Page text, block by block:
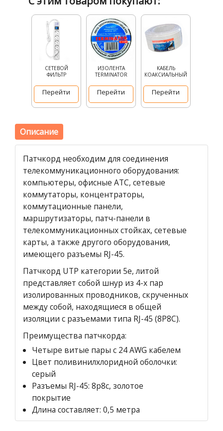
СЕТЕВОЙ
ФИЛЬТР
Перейти
ИЗОЛЕНТА
TERMINATOR
Перейти
КАБЕЛЬ
КОАКСИАЛЬНЫЙ
Перейти
Описание
Патчкорд необходим для соединения
телекоммуникационного оборудования:
компьютеры, офисные АТС, сетевые
коммутаторы, концентраторы,
коммутационные панели,
маршрутизаторы, патч-панели в
телекоммуникационных стойках, сетевые
карты, а также другого оборудования,
имеющего разъемы RJ-45.
Патчкорд UTP категории 5е, литой
представляет собой шнур из 4-х пар
изолированных проводников, скрученных
между собой, находящиеся в общей
изоляции с разъемами типа RJ-45 (8P8C).
Преимущества патчкорда:
Четыре витые пары с 24 AWG кабелем
Цвет поливинилхлоридной оболочки:
серый
Разъемы RJ-45: 8p8c, золотое
покрытие
Длина составляет: 0,5 метра